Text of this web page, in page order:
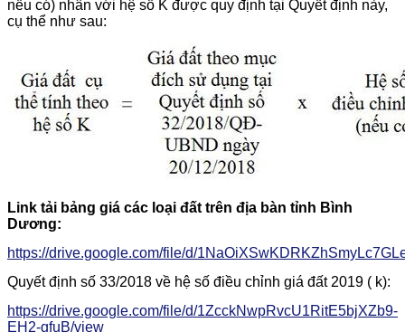
nếu có) nhân với hệ số K được quy định tại Quyết định này,
cụ thể như sau:
Link tải bảng giá các loại đất trên địa bàn tỉnh Bình
Dương:
https://drive.google.com/file/d/
Quyết định số 33/2018 về hệ số điều chỉnh giá đất 2019 ( k):
https://drive.google.com/file/d/1ZcckNwpRvcU1RitE5bjXZb9-
EH2-gfuB/view